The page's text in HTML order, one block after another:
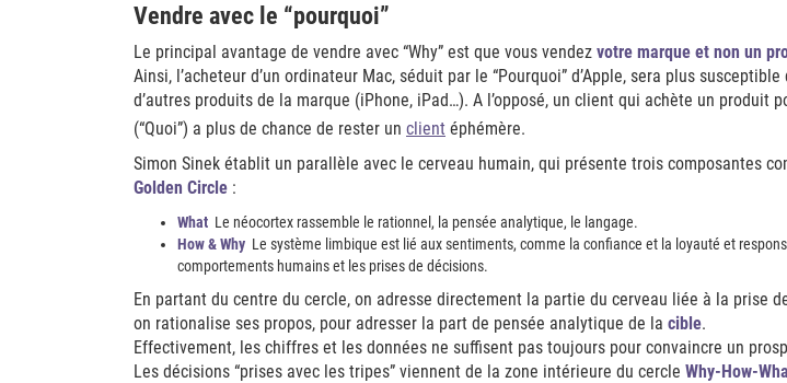
Vendre avec le “pourquoi”
Le principal avantage de vendre avec “Why” est que vous vendez votre marque et non un
Ainsi, l’acheteur d’un ordinateur Mac, séduit par le “Pourquoi” d’Apple, sera plus susceptible
d’autres produits de la marque (iPhone, iPad…). A l’opposé, un client qui achète un produit
(“Quoi”) a plus de chance de rester un client éphémère.
Simon Sinek établit un parallèle avec le cerveau humain, qui présente trois composantes
Golden Circle :
What Le néocortex rassemble le rationnel, la pensée analytique, le langage.
How & Why Le système limbique est lié aux sentiments, comme la confiance et la loyauté et
comportements humains et les prises de décisions.
En partant du centre du cercle, on adresse directement la partie du cerveau liée à la prise
on rationalise ses propos, pour adresser la part de pensée analytique de la cible.
Effectivement, les chiffres et les données ne suffisent pas toujours pour convaincre un
Les décisions “prises avec les tripes” viennent de la zone intérieure du cercle Why-How-